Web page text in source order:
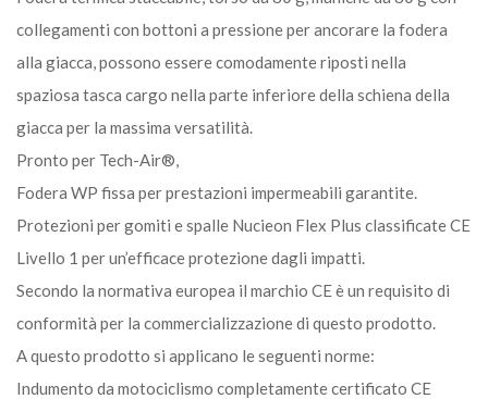
collegamenti con bottoni a pressione per ancorare la fodera
alla giacca, possono essere comodamente riposti nella
spaziosa tasca cargo nella parte inferiore della schiena della
giacca per la massima versatilità.
Pronto per Tech-Air®,
Fodera WP fissa per prestazioni impermeabili garantite.
Protezioni per gomiti e spalle Nucieon Flex Plus classificate CE
Livello 1 per un’efficace protezione dagli impatti.
Secondo la normativa europea il marchio CE è un requisito di
conformità per la commercializzazione di questo prodotto.
A questo prodotto si applicano le seguenti norme:
Indumento da motociclismo completamente certificato CE